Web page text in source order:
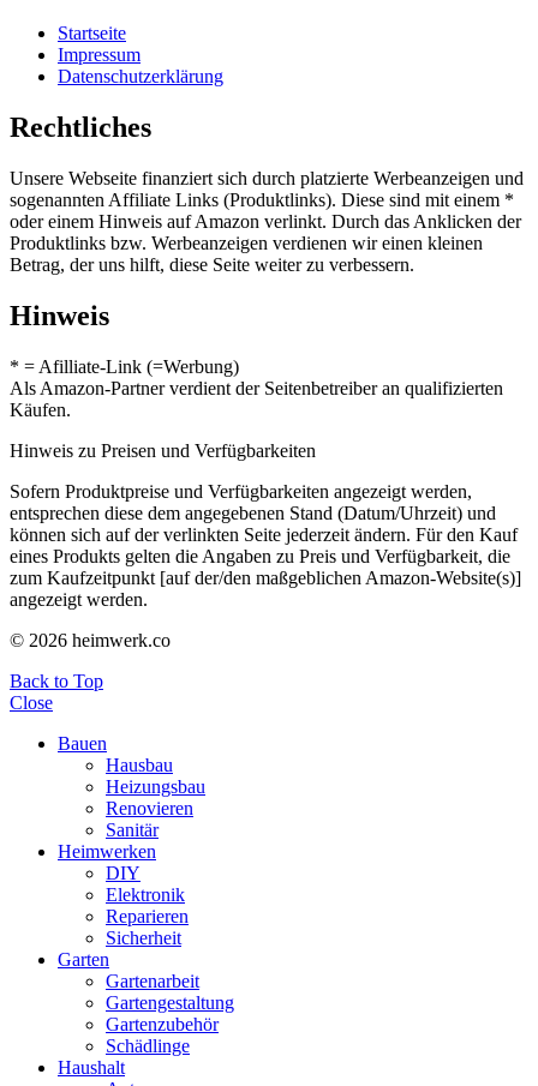
Startseite
Impressum
Datenschutzerklärung
Rechtliches
Unsere Webseite finanziert sich durch platzierte Werbeanzeigen und
sogenannten Affiliate Links (Produktlinks). Diese sind mit einem *
oder einem Hinweis auf Amazon verlinkt. Durch das Anklicken der
Produktlinks bzw. Werbeanzeigen verdienen wir einen kleinen
Betrag, der uns hilft, diese Seite weiter zu verbessern.
Hinweis
* = Afilliate-Link (=Werbung)
Als Amazon-Partner verdient der Seitenbetreiber an qualifizierten
Käufen.
Hinweis zu Preisen und Verfügbarkeiten
Sofern Produktpreise und Verfügbarkeiten angezeigt werden,
entsprechen diese dem angegebenen Stand (Datum/Uhrzeit) und
können sich auf der verlinkten Seite jederzeit ändern. Für den Kauf
eines Produkts gelten die Angaben zu Preis und Verfügbarkeit, die
zum Kaufzeitpunkt [auf der/den maßgeblichen Amazon-Website(s)]
angezeigt werden.
© 2026 heimwerk.co
Back to Top
Close
Bauen
Hausbau
Heizungsbau
Renovieren
Sanitär
Heimwerken
DIY
Elektronik
Reparieren
Sicherheit
Garten
Gartenarbeit
Gartengestaltung
Gartenzubehör
Schädlinge
Haushalt